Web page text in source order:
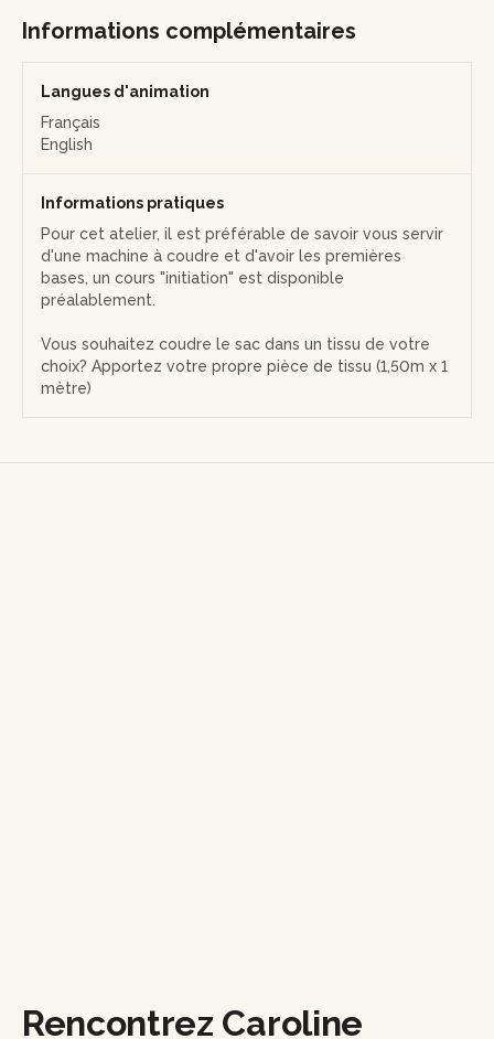
Informations complémentaires
Langues d'animation
Français
English
Informations pratiques
Pour cet atelier, il est préférable de savoir vous servir
d'une machine à coudre et d'avoir les premières
bases, un cours "initiation" est disponible
préalablement.
Vous souhaitez coudre le sac dans un tissu de votre
choix? Apportez votre propre pièce de tissu (1,50m x 1
mètre)
Rencontrez Caroline